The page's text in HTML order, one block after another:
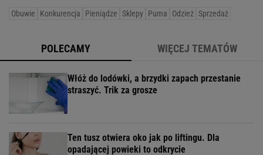
Obuwie Konkurencja Pieniądze Sklepy Puma Odzież Sprzedaż
POLECAMY WIĘCEJ TEMATÓW
Włóż do lodówki, a brzydki zapach przestanie
straszyć. Trik za grosze
Ten tusz otwiera oko jak po liftingu. Dla
opadającej powieki to odkrycie